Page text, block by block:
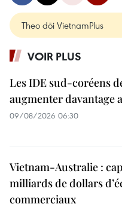
Theo dõi VietnamPlus
VOIR PLUS
Les IDE sud-coréens
augmenter davantage
09/08/2026 06:30
Vietnam-Australie :
milliards de dollars
commerciaux